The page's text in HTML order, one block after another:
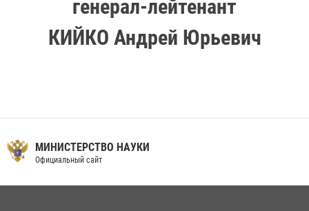
генерал-лейтенант
КИЙКО Андрей Юрьевич
МИНИСТЕРСТВО НАУКИ
Официальный сайт